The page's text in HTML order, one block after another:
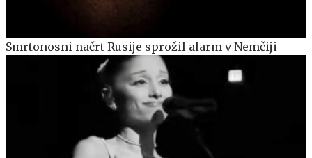
Smrtonosni načrt Rusije sprožil alarm v Nemčiji